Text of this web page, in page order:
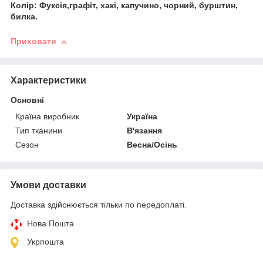
Колір: Фуксія,графіт, хакі, капучино, чорний, бурштин,
билка.
Приховати
Характеристики
Основні
Країна виробник
Україна
Тип тканини
В'язання
Сезон
Весна/Осінь
Умови доставки
Доставка здійснюється тільки по передоплаті.
Нова Пошта
Укрпошта